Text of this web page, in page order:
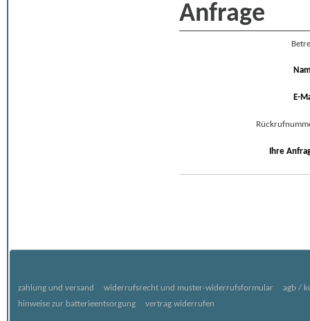
Anfrage
E-
Ihre
zahlung und versand widerrufsrecht und muster-widerrufsformular
agb /
hinweise zur batterieentsorgung
vertrag widerrufen